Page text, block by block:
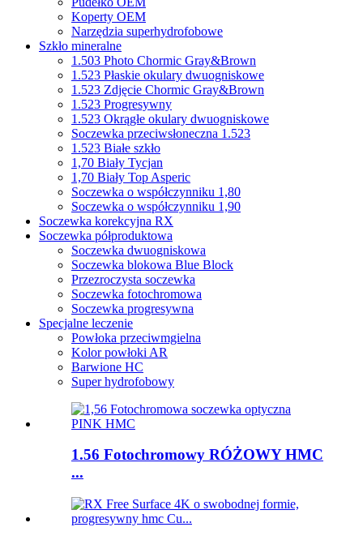
Koperty OEM
Narzędzia superhydrofobowe
Szkło mineralne
1.503 Photo Chormic Gray&Brown
1.523 Płaskie okulary dwuogniskowe
1.523 Zdjęcie Chormic Gray&Brown
1.523 Progresywny
1.523 Okrągłe okulary dwuogniskowe
Soczewka przeciwsłoneczna 1.523
1.523 Białe szkło
1,70 Biały Tycjan
1,70 Biały Top Asperic
Soczewka o współczynniku 1,80
Soczewka o współczynniku 1,90
Soczewka korekcyjna RX
Soczewka półproduktowa
Soczewka dwuogniskowa
Soczewka blokowa Blue Block
Przezroczysta soczewka
Soczewka fotochromowa
Soczewka progresywna
Specjalne leczenie
Powłoka przeciwmgielna
Kolor powłoki AR
Barwione HC
Super hydrofobowy
1.56 Fotochromowy RÓŻOWY HMC
...